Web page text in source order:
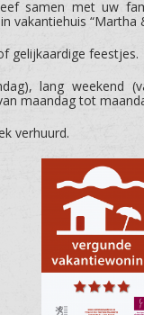
samen met uw
vakantiehuis “Martha
gelijkaardige feestjes.
lang weekend
maandag tot
verhuurd.